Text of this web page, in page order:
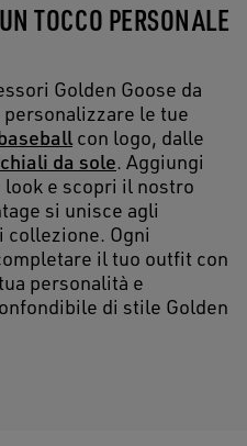
TOCCO PERSONALE
Golden Goose da
personalizzare le tue
con logo, dalle
da sole. Aggiungi
e scopri il nostro
si unisce agli
Ogni
il tuo outfit con
personalità e
di stile Golden